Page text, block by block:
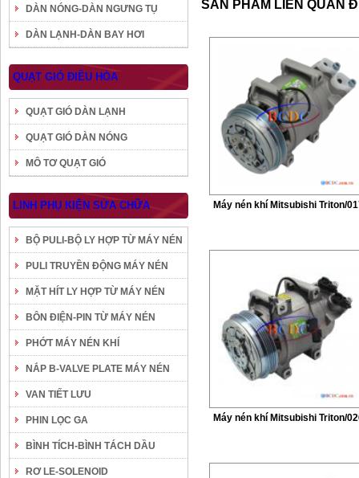
DÀN NÓNG-DÀN NGƯNG TỤ
DÀN LẠNH-DÀN BAY HƠI
QUẠT GIÓ ĐIỀU HÒA
QUẠT GIÓ DÀN LẠNH
QUẠT GIÓ DÀN NÓNG
MÔ TƠ QUẠT GIÓ
LINH PHỤ KIỆN SỬA CHỮA
BỘ PULI-BỘ LY HỢP TỪ MÁY NÉN
PULI TRUYỀN ĐỘNG MÁY NÉN
MẶT HÍT LY HỢP TỪ MÁY NÉN
BÔN ĐIỆN-PIN TỪ MÁY NÉN
PHỚT MÁY NÉN KHÍ
NẮP B-VALVE PLATE MÁY NÉN
VAN TIẾT LƯU
PHIN LỌC GA
BÌNH TÍCH-BÌNH TÁCH DẦU
RƠ LE-SOLENOID
SẢN PHẨM LIÊN QUAN
Máy nén khí Mitsubishi Triton/
Máy nén khí Mitsubishi Triton/